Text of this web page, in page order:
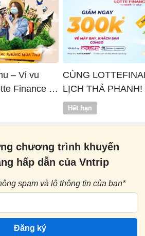
– Vi vu
Finance x
CÙNG
LỊCH THẢ PHANH!
Hết hạn
chương trình khuyến
hấp dẫn của Vntrip
spam và lộ thông tin của bạn*
Đăng ký